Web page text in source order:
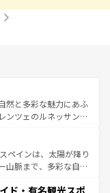
然と多彩な魅力にあふ
ンツェのルネッサンス
アマルフィ海岸の絶
光の合間には、本場の
料理を堪能することも
ない旅をしてみよう！
ペインは、太陽が降り
山脈まで、多彩な自然
フラメンコ、熱気あふ
ド・有名観光スポ